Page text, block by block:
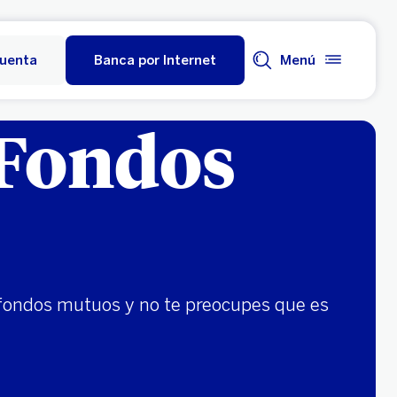
Banca por Internet Menú
mutuos y no te preocupes que es